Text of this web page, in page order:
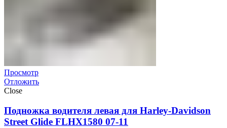
Просмотр
Отложить
Close
Подножка водителя левая для Harley-Davidson
Street Glide FLHX1580 07-11